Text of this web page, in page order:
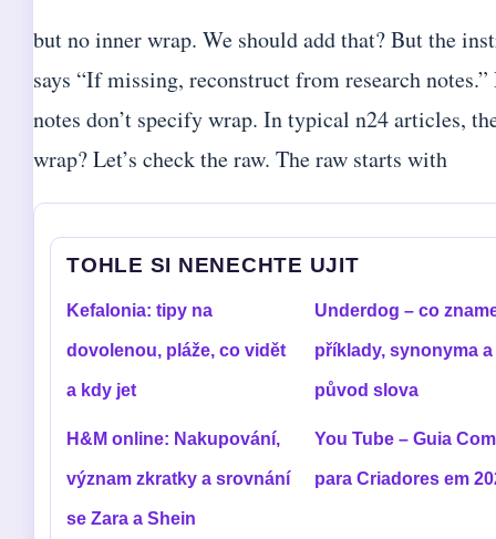
but no inner wrap. We should add that? But the
says “If missing, reconstruct from research notes.”
notes don’t specify wrap. In typical n24 articles,
wrap? Let’s check the raw. The raw starts with
TOHLE SI NENECHTE UJIT
Kefalonia: tipy na
dovolenou, pláže, co vidět
a kdy jet
Underdog – co
příklady, synonyma a
původ slova
H&M online: Nakupování,
význam zkratky a srovnání
se Zara a Shein
You Tube – Guia
para Criadores em